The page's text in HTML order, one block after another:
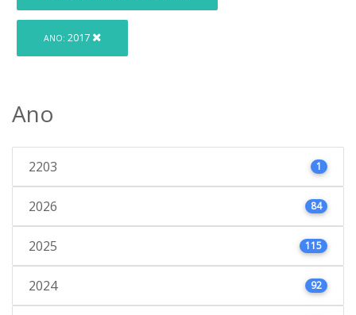
ANO: 2017
Ano
2203 1
2026 84
2025 115
2024 92